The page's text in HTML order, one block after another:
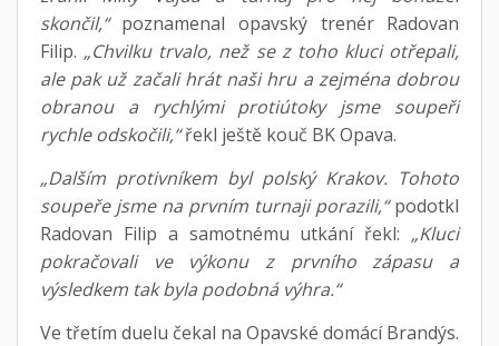
skončil,“poznamenal opavský trenér Radovan
Filip. „Chvilku trvalo, než se z toho kluci otřepali,
ale pak už začali hrát naši hru a zejména dobrou
obranou a rychlými protiútoky jsme soupeři
rychle odskočili,“řekl ještě kouč BK Opava.
„Dalším protivníkem byl polský Krakov. Tohoto
soupeře jsme na prvním turnaji porazili,“podotkl
Radovan Filip a samotnému utkání řekl: „Kluci
pokračovali ve výkonu z prvního zápasu a
výsledkem tak byla podobná výhra.“
Ve třetím duelu čekal na Opavské domácí Brandýs.